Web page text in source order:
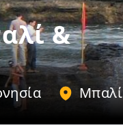
&
Μπαλί